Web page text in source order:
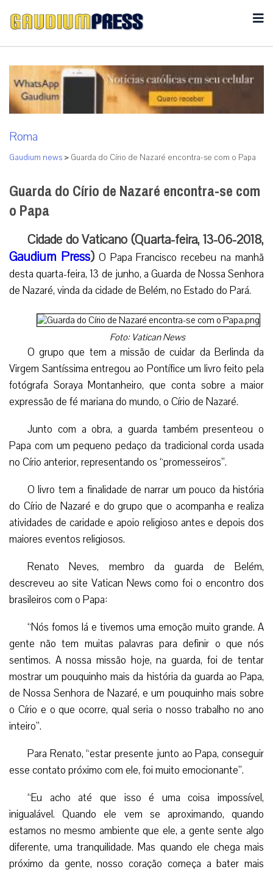
Roma
Gaudium news > Guarda do Círio de Nazaré encontra-se com o Papa
Guarda do Círio de Nazaré encontra-se com
o Papa
Cidade do Vaticano (Quarta-feira, 13-06-2018,
Gaudium Press)O Papa Francisco recebeu na manhã
desta quarta-feira, 13 de junho, a Guarda de Nossa Senhora
de Nazaré, vinda da cidade de Belém, no Estado do Pará.
Foto: Vatican News
O grupo que tem a missão de cuidar da Berlinda da
Virgem Santíssima entregou ao Pontífice um livro feito pela
fotógrafa Soraya Montanheiro, que conta sobre a maior
expressão de fé mariana do mundo, o Círio de Nazaré.
Junto com a obra, a guarda também presenteou o
Papa com um pequeno pedaço da tradicional corda usada
no Círio anterior, representando os “promesseiros”.
O livro tem a finalidade de narrar um pouco da história
do Círio de Nazaré e do grupo que o acompanha e realiza
atividades de caridade e apoio religioso antes e depois dos
maiores eventos religiosos.
Renato Neves, membro da guarda de Belém,
descreveu ao site Vatican News como foi o encontro dos
brasileiros com o Papa:
“Nós fomos lá e tivemos uma emoção muito grande. A
gente não tem muitas palavras para definir o que nós
sentimos. A nossa missão hoje, na guarda, foi de tentar
mostrar um pouquinho mais da história da guarda ao Papa,
de Nossa Senhora de Nazaré, e um pouquinho mais sobre
o Círio e o que ocorre, qual seria o nosso trabalho no ano
inteiro”.
Para Renato, “estar presente junto ao Papa, conseguir
esse contato próximo com ele, foi muito emocionante”.
“Eu acho até que isso é uma coisa impossível,
inigualável. Quando ele vem se aproximando, quando
estamos no mesmo ambiente que ele, a gente sente algo
diferente, uma tranquilidade. Mas quando ele chega mais
próximo da gente, nosso coração começa a bater mais